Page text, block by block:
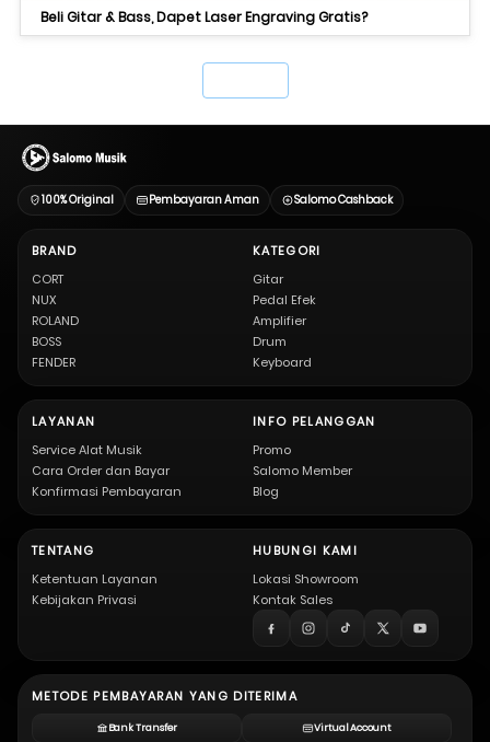
Beli Gitar & Bass, Dapet Laser Engraving Gratis?
100% Original Pembayaran Aman Salomo Cashback
BRAND
CORT
NUX
ROLAND
BOSS
FENDER
KATEGORI
Gitar
Pedal Efek
Amplifier
Drum
Keyboard
LAYANAN
Service Alat Musik
Cara Order dan Bayar
Konfirmasi Pembayaran
INFO PELANGGAN
Promo
Salomo Member
Blog
TENTANG
Ketentuan Layanan
Kebijakan Privasi
HUBUNGI KAMI
Lokasi Showroom
Kontak Sales
METODE PEMBAYARAN YANG DITERIMA
Bank Transfer Virtual Account